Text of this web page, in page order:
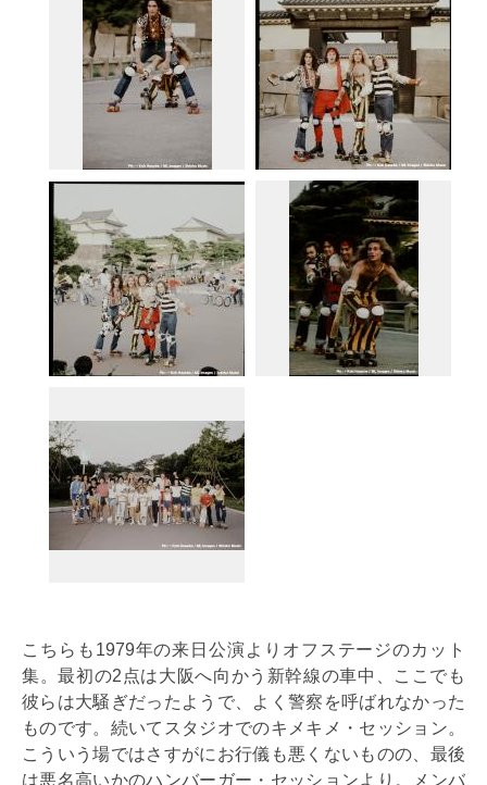
こちらも1979年の来日公演よりオフステージのカット
集。最初の2点は大阪へ向かう新幹線の車中、ここでも
彼らは大騒ぎだったようで、よく警察を呼ばれなかった
ものです。続いてスタジオでのキメキメ・セッション。
こういう場ではさすがにお行儀も悪くないものの、最後
は悪名高いかのハンバーガー・セッションより。メンバ